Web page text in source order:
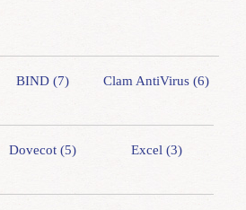
BIND (7) Clam AntiVirus (6)
Dovecot (5) Excel (3)